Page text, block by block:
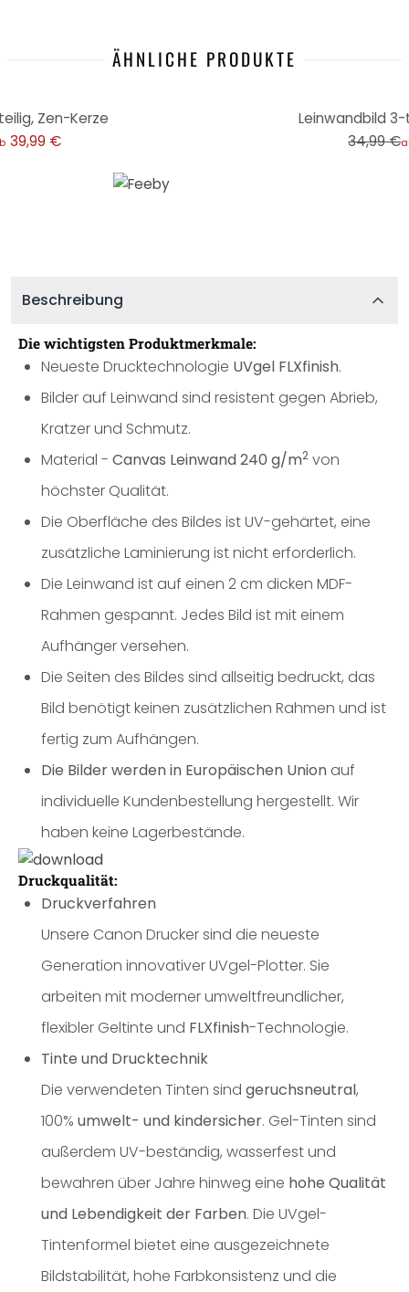
ÄHNLICHE PRODUKTE
Zen-Kerze
39,99 €
Leinwandbild
34,99 €
Beschreibung
Die wichtigsten Produktmerkmale:
Neueste Drucktechnologie UVgel FLXfinish.
Bilder auf Leinwand sind resistent gegen Abrieb,
Kratzer und Schmutz.
Material - Canvas Leinwand 240 g/m2 von
höchster Qualität.
Die Oberfläche des Bildes ist UV-gehärtet, eine
zusätzliche Laminierung ist nicht erforderlich.
Die Leinwand ist auf einen 2 cm dicken MDF-
Rahmen gespannt. Jedes Bild ist mit einem
Aufhänger versehen.
Die Seiten des Bildes sind allseitig bedruckt, das
Bild benötigt keinen zusätzlichen Rahmen und ist
fertig zum Aufhängen.
Die Bilder werden in Europäischen Union auf
individuelle Kundenbestellung hergestellt. Wir
haben keine Lagerbestände.
Druckqualität:
Druckverfahren
Unsere Canon Drucker sind die neueste
Generation innovativer UVgel-Plotter. Sie
arbeiten mit moderner umweltfreundlicher,
flexibler Geltinte und FLXfinish-Technologie.
Tinte und Drucktechnik
Die verwendeten Tinten sind geruchsneutral,
100% umwelt- und kindersicher. Gel-Tinten sind
außerdem UV-beständig, wasserfest und
bewahren über Jahre hinweg eine hohe Qualität
und Lebendigkeit der Farben. Die UVgel-
Tintenformel bietet eine ausgezeichnete
Bildstabilität, hohe Farbkonsistenz und die